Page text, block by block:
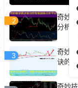
2
奇妙
分析
3
奇妙
诀的
奇妙